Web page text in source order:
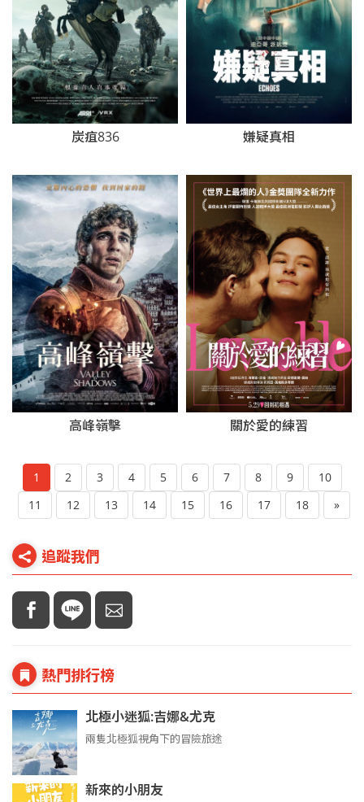
炭疽836 嫌疑真相
高峰嶺擊 關於愛的練習
1 2 3 4 5 6 7 8 9
10
11
12 13 14 15 16 17 18 »
追蹤我們
熱門排行榜
北極小迷狐:吉娜&尤克
兩隻北極狐視角下的冒險旅途
新來的小朋友